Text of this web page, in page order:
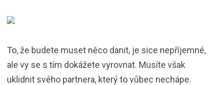
To, že budete muset něco danit, je sice nepříjemné,
ale vy se s tím dokážete vyrovnat. Musíte však
uklidnit svého partnera, který to vůbec nechápe.